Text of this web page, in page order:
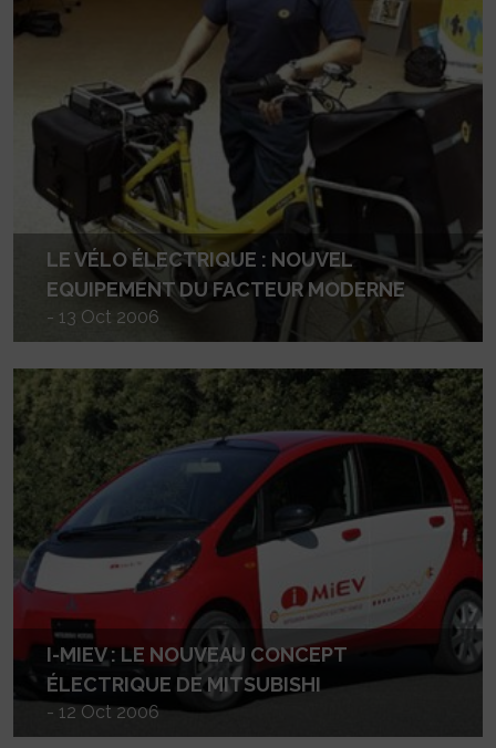
LE VÉLO ÉLECTRIQUE : NOUVEL
EQUIPEMENT DU FACTEUR MODERNE
- 13 Oct 2006
I-MIEV : LE NOUVEAU CONCEPT
ÉLECTRIQUE DE MITSUBISHI
- 12 Oct 2006